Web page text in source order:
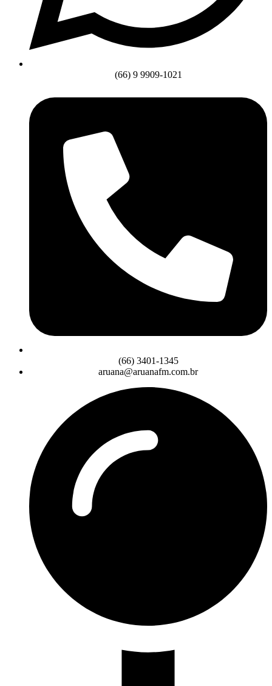
(66) 9 9909-1021
(66) 3401-1345
aruana@aruanafm.com.br